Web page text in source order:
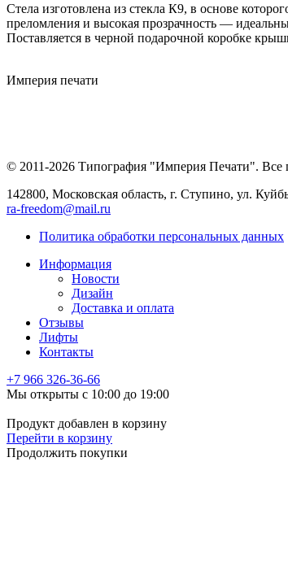
Стела изготовлена из стекла К9, в основе
преломления и высокая прозрачность —
Поставляется в черной подарочной коробке
Империя печати
© 2011-2026 Типография "Империя Печати". Все
142800, Московская область, г. Ступино, ул.
ra-freedom@mail.ru
Политика обработки персональных данных
Информация
Новости
Дизайн
Доставка и оплата
Отзывы
Лифты
Контакты
+7 966 326-36-66
Мы открыты с 10:00 до 19:00
Продукт добавлен в корзину
Перейти в корзину
Продолжить покупки